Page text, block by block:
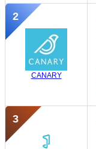
CANARY